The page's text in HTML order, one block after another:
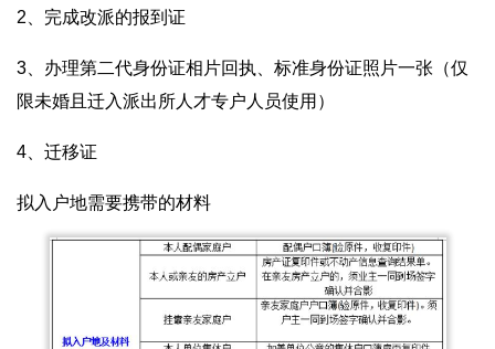
2、完成改派的报到证
3、办理第二代身份证相片回执、标准身份证照片一张（仅
限未婚且迁入派出所人才专户人员使用）
4、迁移证
拟入户地需要携带的材料